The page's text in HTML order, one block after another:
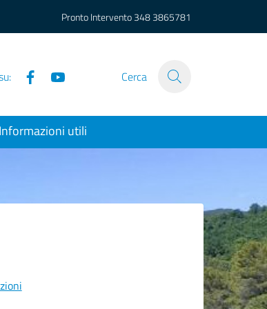
Pronto Intervento348 3865781
Facebook Cerca
Informazioni utili